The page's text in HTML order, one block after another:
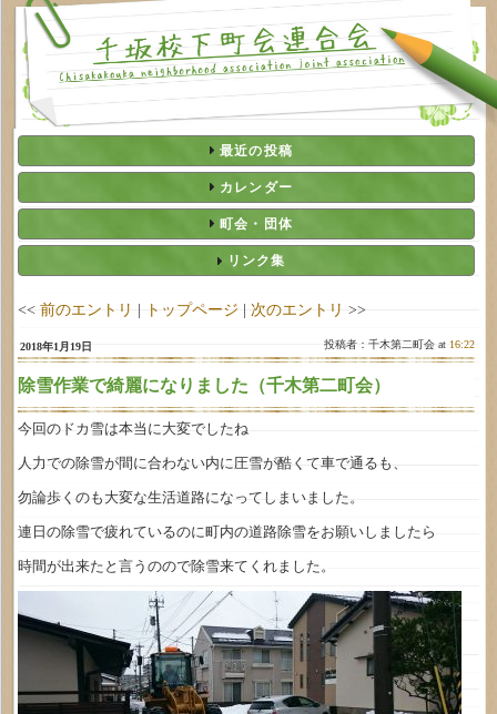
最近の投稿
カレンダー
町会・団体
リンク集
<< 前のエントリ | トップページ | 次のエントリ >>
2018年1月19日 投稿者：千木第二町会 at 16:22
除雪作業で綺麗になりました（千木第二町会）
今回のドカ雪は本当に大変でしたね
人力での除雪が間に合わない内に圧雪が酷くて車で通るも、
勿論歩くのも大変な生活道路になってしまいました。
連日の除雪で疲れているのに町内の道路除雪をお願いしましたら
時間が出来たと言うのので除雪来てくれました。